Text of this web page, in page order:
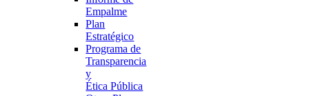
Empalme
Plan
Estratégico
Programa de
Transparencia
y
Ética Pública